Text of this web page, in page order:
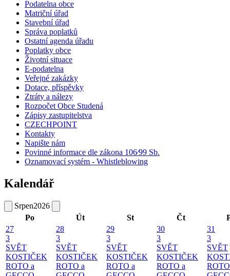
Podatelna obce
Matriční úřad
Stavební úřad
Správa poplatků
Ostatní agenda úřadu
Poplatky obce
Životní situace
E-podatelna
Veřejné zakázky
Dotace, příspěvky
Ztráty a nálezy
Rozpočet Obce Studená
Zápisy zastupitelstva
CZECHPOINT
Kontakty
Napište nám
Povinné informace dle zákona 106⁄99 Sb.
Oznamovací systém - Whistleblowing
Kalendář
Srpen2026
Po
Út St Čt
27
3
SVĚT
KOSTIČEK
ROTO a
28
3
SVĚT
KOSTIČEK
ROTO a
29
3
SVĚT
KOSTIČEK
ROTO a
30
3
SVĚT
KOSTIČEK
ROTO a
31
3
SVĚT